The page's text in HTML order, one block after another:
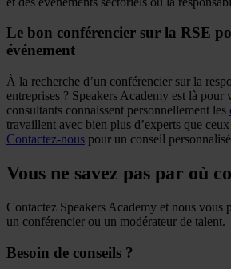
Le bon conférencier sur la RSE
événement
À la recherche d’un conférencier sur la
entreprises ? Speakers Academy est là pour
consultants connaissent personnellement les
travaillent avec bien plus d’experts que
Contactez-nous pour un conseil
Vous ne savez pas par où
Contactez Speakers Academy et nous vous
un conférencier ou un modérateur de talent.
Besoin de conseils ?